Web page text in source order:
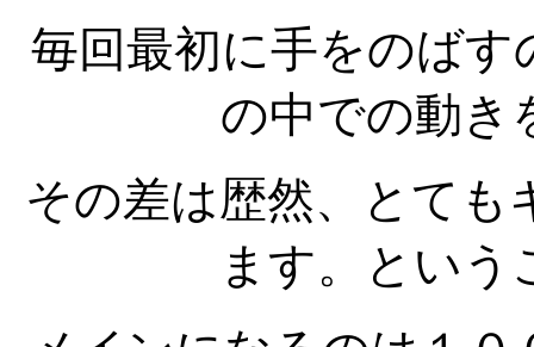
毎回最初に手をのばす
の中での動き
その差は歴然、とて
ます。という